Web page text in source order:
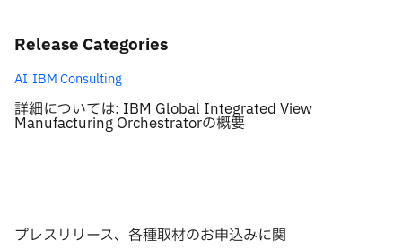
Release Categories
AI IBM Consulting
詳細については: IBM Global Integrated View
Manufacturing Orchestratorの概要
プレスリリース、各種取材のお申込みに関